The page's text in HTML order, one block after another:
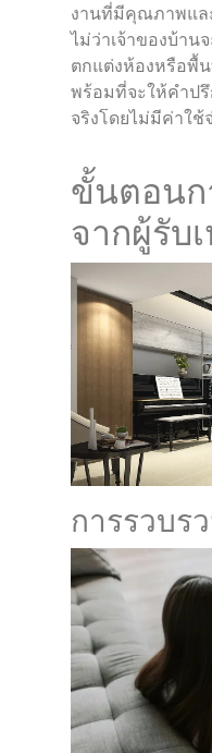
งานที่มีคุณภาพแล
ไม่ว่าเจ้าของบ้าน
ตกแต่งห้องหรือพื้
พร้อมที่จะให้คำป
จริงโดยไม่มีค่าใช้
ขั้นตอนก
จากผู้รับ
การรวบร